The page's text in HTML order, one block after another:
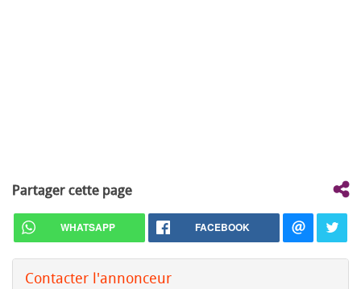
Partager cette page
WHATSAPP FACEBOOK
Contacter l'annonceur